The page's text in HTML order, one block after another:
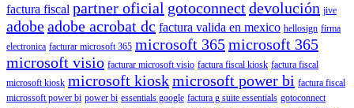
factura fiscal partner oficial gotoconnectdevolución jive
adobeadobe acrobat dc factura valida en mexico hellosign firma
electronica facturar microsoft 365 microsoft 365microsoft 365
microsoft visio facturar microsoft visio factura fiscal kiosk factura fiscal
microsoft kiosk microsoft kioskmicrosoft power bi factura fiscal
microssoft power bi power bi essentials google factura g suite essentials gotoconnect